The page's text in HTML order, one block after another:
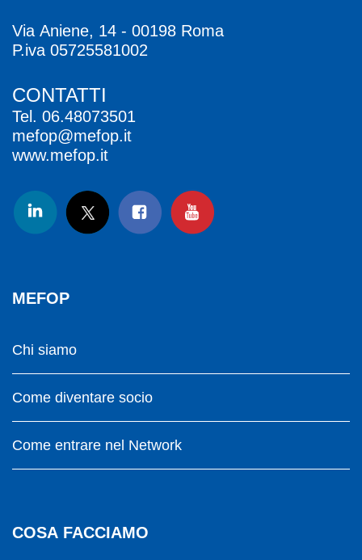
Via Aniene, 14 - 00198 Roma
P.iva 05725581002
CONTATTI
Tel. 06.48073501
mefop@mefop.it
www.mefop.it
MEFOP
Chi siamo
Come diventare socio
Come entrare nel Network
COSA FACCIAMO